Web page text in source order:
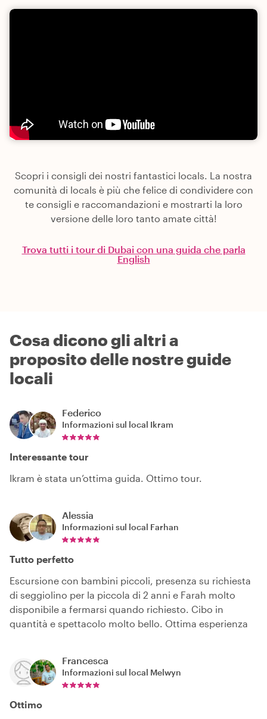
Scopri i consigli dei nostri fantastici locals. La nostra
comunità di locals è più che felice di condividere con
te consigli e raccomandazioni e mostrarti la loro
versione delle loro tanto amate città!
Trova tutti i tour di Dubai con una guida che parla
English
Cosa dicono gli altri a
proposito delle nostre guide
locali
Federico
Informazioni sul local Ikram
Interessante tour
Ikram è stata un’ottima guida. Ottimo tour.
Alessia
Informazioni sul local Farhan
Tutto perfetto
Escursione con bambini piccoli, presenza su richiesta
di seggiolino per la piccola di 2 anni e Farah molto
disponibile a fermarsi quando richiesto. Cibo in
quantità e spettacolo molto bello. Ottima esperienza
Francesca
Informazioni sul local Melwyn
Ottimo